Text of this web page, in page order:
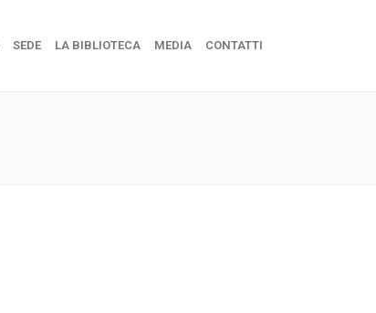
SEDE LA BIBLIOTECA MEDIA CONTATTI